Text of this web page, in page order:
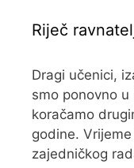
Riječ
Dragi učenici,
smo ponovno
koračamo
godine.
zajedničkog